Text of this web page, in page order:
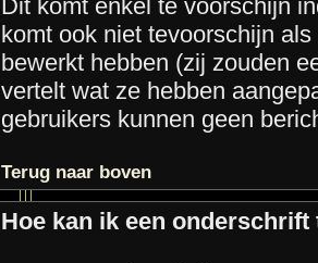
Dit komt enkel te voorschijn
komt ook niet tevoorschijn
bewerkt hebben (zij zouden
vertelt wat ze hebben
gebruikers kunnen geen
Terug naar boven
Hoe kan ik een